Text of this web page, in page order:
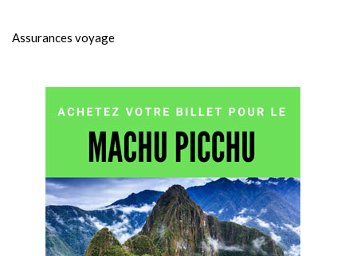
Assurances voyage